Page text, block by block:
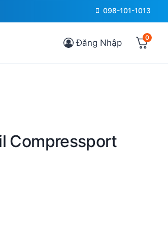
098-101-1013
Đăng Nhập 0
Compressport